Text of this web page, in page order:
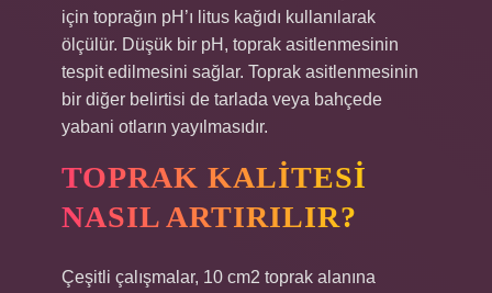
için toprağın pH’ı litus kağıdı kullanılarak
ölçülür. Düşük bir pH, toprak asitlenmesinin
tespit edilmesini sağlar. Toprak asitlenmesinin
bir diğer belirtisi de tarlada veya bahçede
yabani otların yayılmasıdır.
TOPRAK KALITESI
NASIL ARTIRILIR?
Çeşitli çalışmalar, 10 cm2 toprak alanına